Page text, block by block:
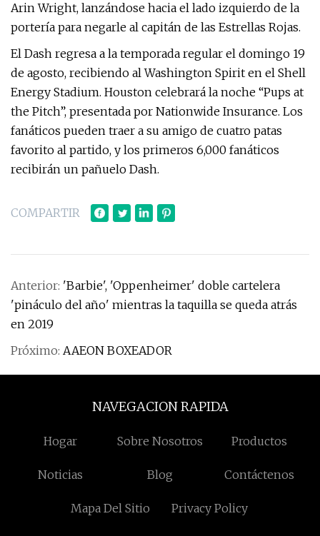
Arin Wright, lanzándose hacia el lado izquierdo de la
portería para negarle al capitán de las Estrellas Rojas.
El Dash regresa a la temporada regular el domingo 19
de agosto, recibiendo al Washington Spirit en el Shell
Energy Stadium. Houston celebrará la noche “Pups at
the Pitch”, presentada por Nationwide Insurance. Los
fanáticos pueden traer a su amigo de cuatro patas
favorito al partido, y los primeros 6,000 fanáticos
recibirán un pañuelo Dash.
COMPARTIR
Anterior: 'Barbie', 'Oppenheimer' doble cartelera
'pináculo del año' mientras la taquilla se queda atrás
en 2019
Próximo: AAEON BOXEADOR
NAVEGACION RAPIDA
Hogar Sobre Nosotros Productos
Noticias Blog Contáctenos
Mapa Del Sitio Privacy Policy